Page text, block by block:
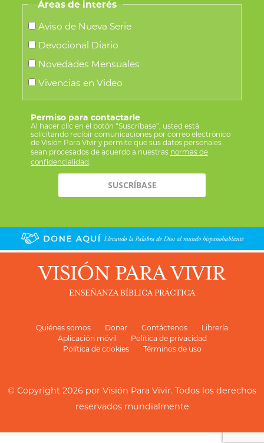
Áreas de interés
Aviso de Nueva Serie
Devocional Diario
Novedades Mensuales
Vivencias en Video
Permiso para contactarle
Al hacer clic en el botón “Suscríbase”, usted está
solicitando recibir comunicaciones por correo electrónico
de Visión Para Vivir y permite que sus datos personales
sean procesados de acuerdo a nuestras normas de
confidencialidad.
VISIÓN PARA VIVIR
ENSEÑANZA BÍBLICA PRÁCTICA
Quiénes somos Donar Contáctenos
Librería
Aplicación móvil
Política de privacidad
Política de cookies
Términos de uso
© Copyright 2026 por Visión Para Vivir. Todos los derechos
reservados mundialmente